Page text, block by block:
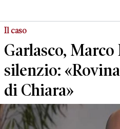
Il caso
Garlasco,
silenzio:
di Chiara»